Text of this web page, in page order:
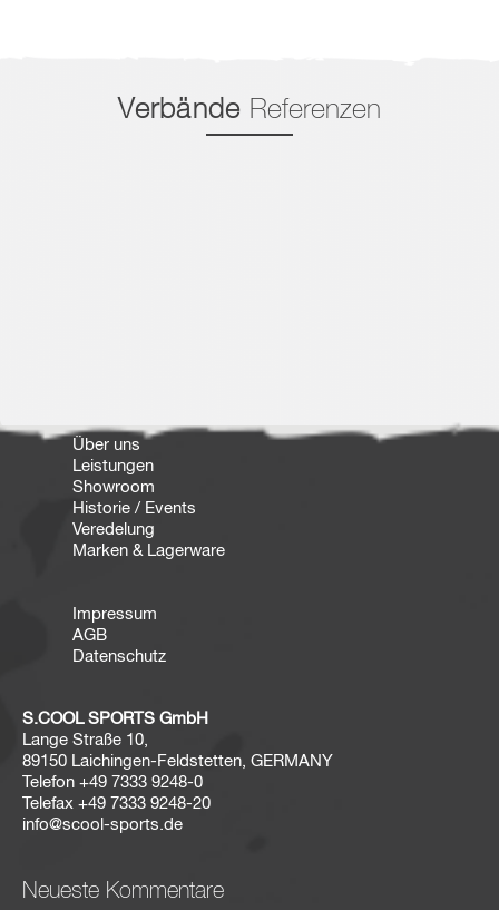
Verbände Referenzen
Über uns
Leistungen
Showroom
Historie / Events
Veredelung
Marken & Lagerware
Impressum
AGB
Datenschutz
S.COOL SPORTS GmbH
Lange Straße 10,
89150 Laichingen-Feldstetten, GERMANY
Telefon +49 7333 9248-0
Telefax +49 7333 9248-20
info@scool-sports.de
Neueste Kommentare